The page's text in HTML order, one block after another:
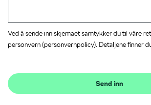
Ved å sende inn skjemaet samtykker du til våre
personvern (personvernpolicy). Detaljene finner
Send inn